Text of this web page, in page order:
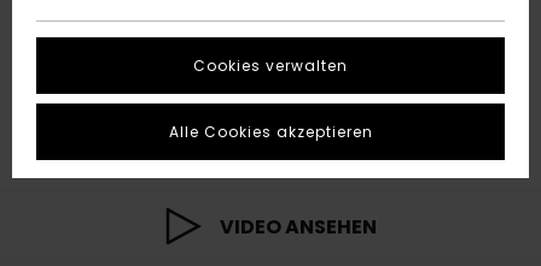
VIDEO ANSEHEN
Cookies verwalten
Alle Cookies akzeptieren